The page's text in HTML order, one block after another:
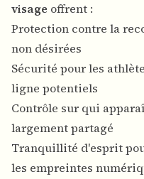
visage offrent :
Protection contre la
non désirées
Sécurité pour les
ligne potentiels
Contrôle sur qui
largement partagé
Tranquillité d'esprit
les empreintes